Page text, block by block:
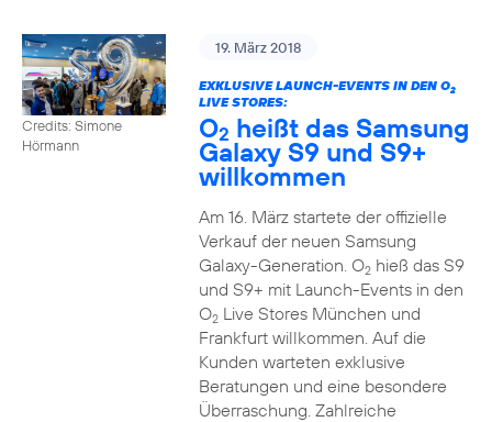
Credits: Simone
Hörmann
19. März 2018
EXKLUSIVE LAUNCH-EVENTS IN DEN O2
LIVE STORES:
O2 heißt das Samsung
Galaxy S9 und S9+
willkommen
Am 16. März startete der offizielle
Verkauf der neuen Samsung
Galaxy-Generation. O2hieß das S9
und S9+ mit Launch-Events in den
O2Live Stores München und
Frankfurt willkommen. Auf die
Kunden warteten exklusive
Beratungen und eine besondere
Überraschung. Zahlreiche